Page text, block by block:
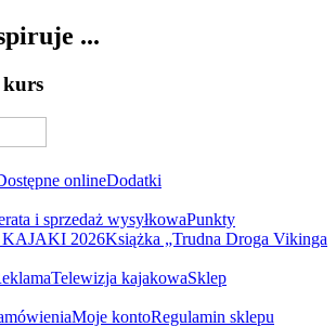
...
kurs
onlineDodatki
i sprzedaż wysyłkowaPunkty
KAJAKI 2026Książka „Trudna Droga Vikinga
Telewizja kajakowaSklep
Moje kontoRegulamin sklepu